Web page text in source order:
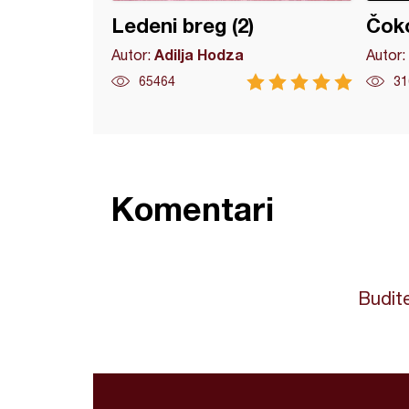
Ledeni breg (2)
Autor: Adilja Hodza
65464
Autor:
Komentari